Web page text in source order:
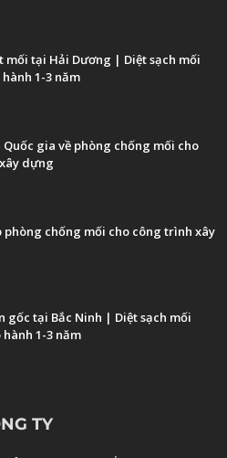
mối tại Hải Dương | Diệt sạch mối
hành 1-3 năm
Quốc gia về phòng chống mối cho
dựng
phòng chống mối cho công trình xây
gốc tại Bắc Ninh | Diệt sạch mối
1-3 năm
TY